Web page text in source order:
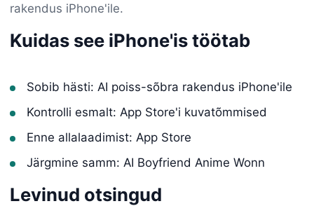
rakendus iPhone'ile.
Kuidas see iPhone'is töötab
Sobib hästi: AI poiss-sõbra rakendus iPhone'ile
Kontrolli esmalt: App Store'i kuvatõmmised
Enne allalaadimist: App Store
Järgmine samm: AI Boyfriend Anime Wonn
Levinud otsingud